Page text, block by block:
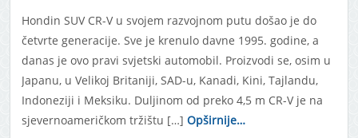
Hondin SUV CR-V u svojem razvojnom putu došao je do
četvrte generacije. Sve je krenulo davne 1995. godine, a
danas je ovo pravi svjetski automobil. Proizvodi se, osim u
Japanu, u Velikoj Britaniji, SAD-u, Kanadi, Kini, Tajlandu,
Indoneziji i Meksiku. Duljinom od preko 4,5 m CR-V je na
sjevernoameričkom tržištu […] Opširnije…